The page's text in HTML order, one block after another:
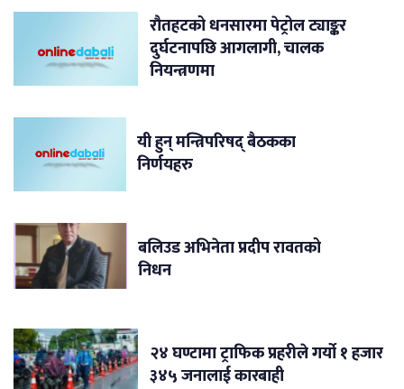
रौतहटको धनसारमा पेट्रोल ट्याङ्कर
दुर्घटनापछि आगलागी, चालक
नियन्त्रणमा
यी हुन् मन्त्रिपरिषद् बैठकका
निर्णयहरु
बलिउड अभिनेता प्रदीप रावतको
निधन
२४ घण्टामा ट्राफिक प्रहरीले गर्यो १ हजार
३४५ जनालाई कारबाही